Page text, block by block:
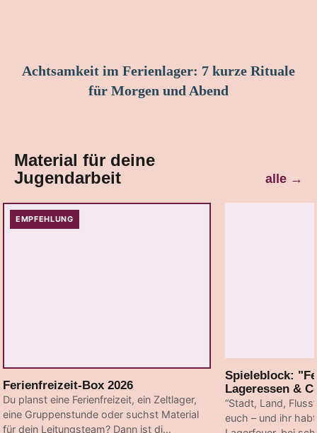
Achtsamkeit im Ferienlager: 7 kurze Rituale
für Morgen und Abend
Material für deine
Jugendarbeit
alle →
EMPFEHLUNG
Ferienfreizeit-Box 2026
Du planst eine Ferienfreizeit, ein Zeltlager,
eine Gruppenstunde oder suchst Material
für dein Leitungsteam? Dann ist di…
Spieleblock:
Lageressen &
“Stadt, Land,
euch – und ihr